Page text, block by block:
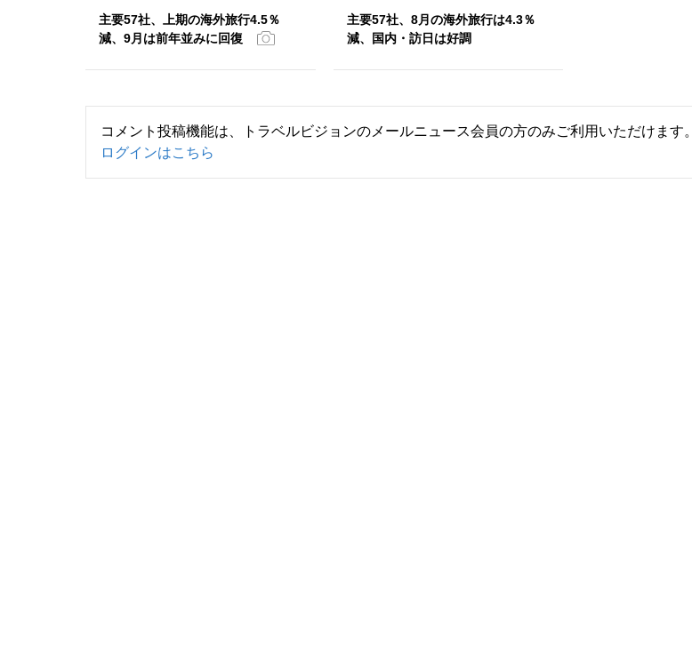
主要57社、上期の海外旅行4.5％
減、9月は前年並みに回復
主要57社、8月の海外旅行は4.3％
減、国内・訪日は好調
コメント投稿機能は、トラベルビジョンのメールニュース会員の方のみご利用いただけます。
ログインはこちら